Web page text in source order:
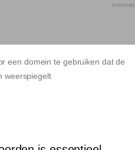
een domein te gebruiken dat de
weerspiegelt